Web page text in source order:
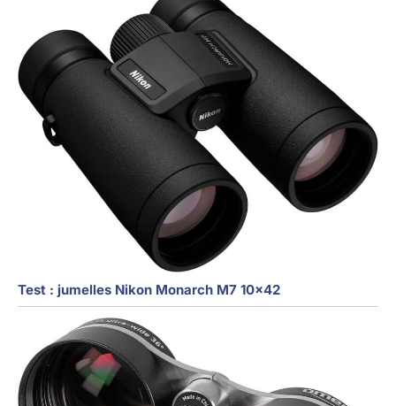
Test : jumelles Nikon Monarch M7 10×42